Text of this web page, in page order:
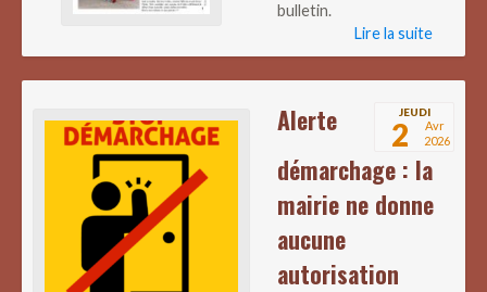
bulletin.
Lire la suite
JEUDI
2
Avr
2026
Alerte
démarchage : la
mairie ne donne
aucune
autorisation